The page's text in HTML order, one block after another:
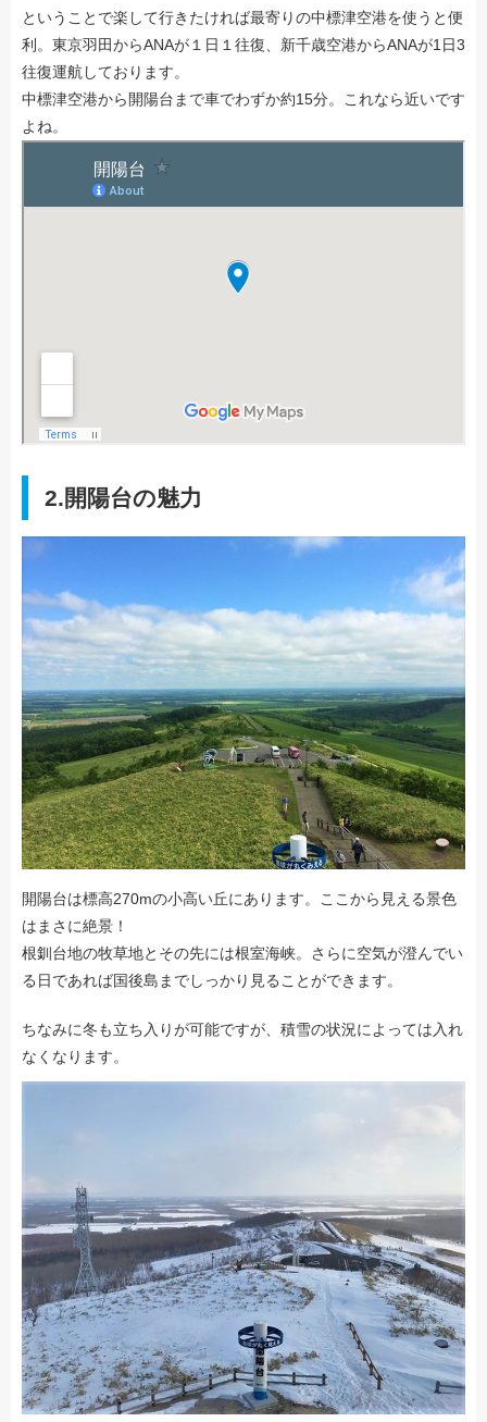
ということで楽して行きたければ最寄りの中標津空港を使うと便
利。東京羽田からANAが１日１往復、新千歳空港からANAが1日3
往復運航しております。
中標津空港から開陽台まで車でわずか約15分。これなら近いです
よね。
2.開陽台の魅力
開陽台は標高270mの小高い丘にあります。ここから見える景色
はまさに絶景！
根釧台地の牧草地とその先には根室海峡。さらに空気が澄んでい
る日であれば国後島までしっかり見ることができます。
ちなみに冬も立ち入りが可能ですが、積雪の状況によっては入れ
なくなります。